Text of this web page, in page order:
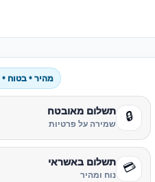
מהיר • בטוח •
🔒 תשלום מאובטח
שמירה על פרטיות
💳 תשלום באשראי
נוח ומהיר